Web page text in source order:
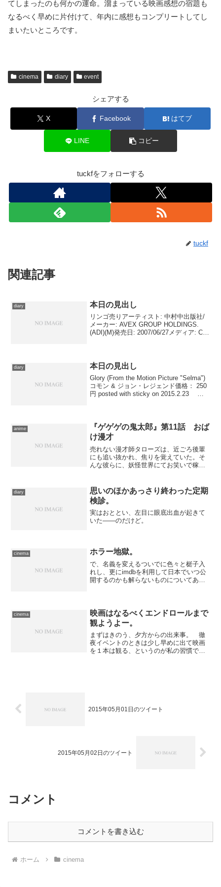
てしまったのも何かの運命。溜まっている映画感想の宿題も
なるべく早めに片付けて、年内に感想もコンプリートしてし
まいたいところです。
cinema diary event
シェアする
X Facebook はてブ
LINE コピー
tuckfをフォローする
tuckf
関連記事
diary 本日の見出し
リンゴ売りアーティスト: 中村中出版社/
メーカー: AVEX GROUP HOLDINGS.
(ADI)(M)発売日: 2007/06/27メディア: CD
diary 本日の見出し
Glory (From the Motion Picture "Selma")
コモン & ジョン・レジェンド価格： 250
円 posted with sticky on 2015.2.23 第
anime
『ゲゲゲの鬼太郎』第11話 おば
け漫才
売れない漫才師タローズは、近ごろ後輩
にも追い抜かれ、焦りを覚えていた。そ
んな彼らに、妖怪世界にてお笑いで稼い
あれば売れっ子になれる、と唆して契約
を交わすが…… 話の内容...
diary
思いのほかあっさり終わった定期
検診。
実はおととい、左目に眼底出血が起きて
いた――のだけど。
cinema ホラー地獄。
で、名義を変えるついでに色々と梃子入
れし、更にimdbを利用して日本でいつ公
開するのかも解らないものについてあれ
cinema
映画はなるべくエンドロールまで
観ようよー。
まずはきのう、夕方からの出来事。 徹
夜イベントのときは少し早めに出て映画
を１本は観る、というのが私の習慣で
2015年05月01日のツイート
2015年05月02日のツイート
コメント
コメントを書き込む
ホーム cinema